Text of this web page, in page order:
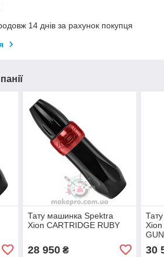
14 днів за рахунок покупця
Тату машинка Spektra
Xion CARTRIDGE RUBY
28 950₴ 30